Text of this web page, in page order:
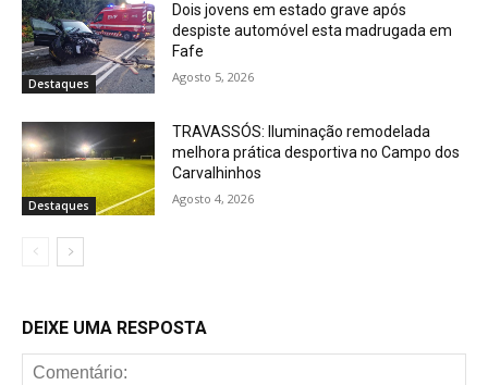
Destaques
Dois jovens em estado grave após
despiste automóvel esta madrugada em
Fafe
Agosto 5, 2026
Destaques
TRAVASSÓS: Iluminação remodelada
melhora prática desportiva no Campo dos
Carvalhinhos
Agosto 4, 2026
DEIXE UMA RESPOSTA